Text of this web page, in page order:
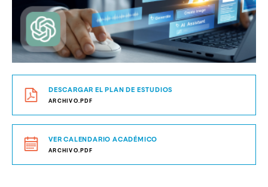
DESCARGAR EL PLAN DE ESTUDIOS
ARCHIVO.PDF
VER CALENDARIO ACADÉMICO
ARCHIVO.PDF